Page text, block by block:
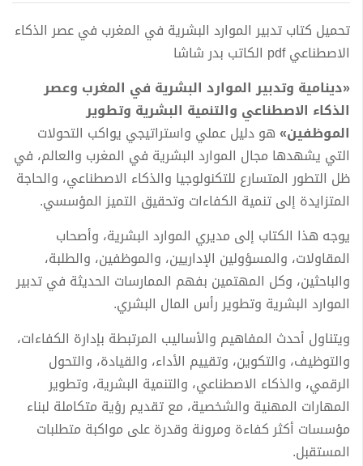
تحميل كتاب تدبير الموارد البشرية في المغرب في عصر الذكاء
الاصطناعي pdf الكاتب بدر شاشا
«دينامية وتدبير الموارد البشرية في المغرب وعصر
الذكاء الاصطناعي والتنمية البشرية وتطوير
الموظفين»هو دليل عملي واستراتيجي يواكب التحولات
التي يشهدها مجال الموارد البشرية في المغرب والعالم، في
ظل التطور المتسارع للتكنولوجيا والذكاء الاصطناعي، والحاجة
المتزايدة إلى تنمية الكفاءات وتحقيق التميز المؤسسي.
يوجه هذا الكتاب إلى مديري الموارد البشرية، وأصحاب
المقاولات، والمسؤولين الإداريين، والموظفين، والطلبة،
والباحثين، وكل المهتمين بفهم الممارسات الحديثة في تدبير
الموارد البشرية وتطوير رأس المال البشري.
ويتناول أحدث المفاهيم والأساليب المرتبطة بإدارة الكفاءات،
والتوظيف، والتكوين، وتقييم الأداء، والقيادة، والتحول
الرقمي، والذكاء الاصطناعي، والتنمية البشرية، وتطوير
المهارات المهنية والشخصية، مع تقديم رؤية متكاملة لبناء
مؤسسات أكثر كفاءة ومرونة وقدرة على مواكبة متطلبات
المستقبل.